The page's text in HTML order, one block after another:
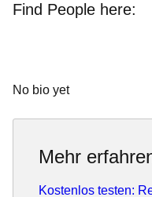
Find People here:
No bio yet
Mehr
Kostenlos testen: